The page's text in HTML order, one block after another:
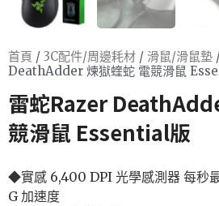
首頁 / 3C配件/周邊耗材 / 滑鼠/滑鼠墊
DeathAdder 煉獄蝰蛇 電競滑鼠
雷蛇Razer
競滑鼠 Essential版
◆實感 6,400 DPI 光學感測器 每秒
G 加速度